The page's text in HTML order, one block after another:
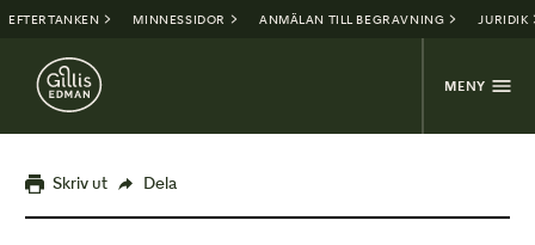
EFTERTANKEN MINNESSIDOR ANMÄLAN TILL BEGRAVNING JURIDIK
MENY
Skriv ut Dela